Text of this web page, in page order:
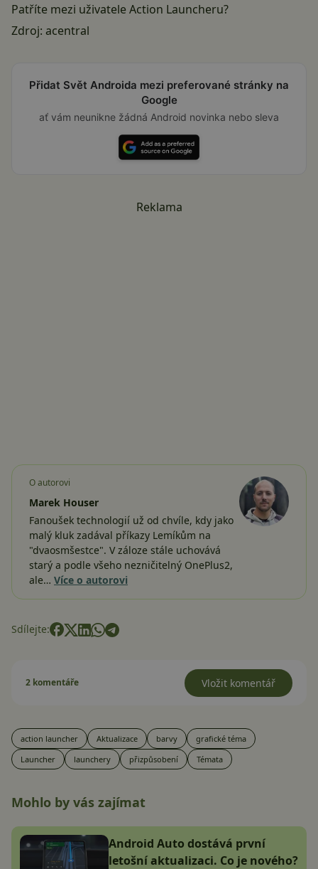
Patříte mezi uživatele Action Launcheru?
Zdroj: acentral
Přidat Svět Androida mezi preferované stránky na
Google
ať vám neunikne žádná Android novinka nebo sleva
Reklama
O autorovi
Marek Houser
Fanoušek technologií už od chvíle, kdy jako
malý kluk zadával příkazy Lemíkům na
"dvaosmšestce". V záloze stále uchovává
starý a podle všeho nezničitelný OnePlus2,
ale… Více o autorovi
Sdílejte:
2 komentáře Vložit komentář
action launcher Aktualizace barvy
grafické téma
Launcher
launchery přizpůsobení Témata
Mohlo by vás zajímat
Android Auto dostává první
letošní aktualizaci. Co je nového?